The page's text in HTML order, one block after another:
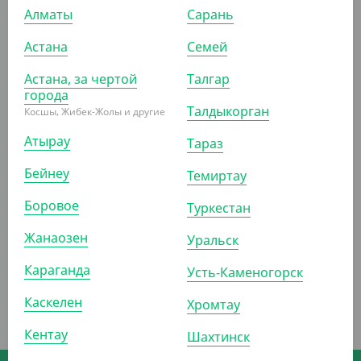
СООБЩИТЬ О
ПОСТУПЛЕНИИ
Алматы
Астана
Астана, за чертой
города
Косшы, Жибек-Жолы и другие
Атырау
Бейнеу
Боровое
Жанаозен
Караганда
Каскелен
Кентау
Сарань
Семей
Талгар
Талдыкорган
Тараз
Темиртау
Туркестан
Уральск
Усть-Каменогорск
Хромтау
Шахтинск